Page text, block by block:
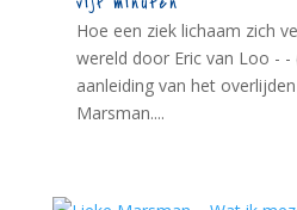
Hoe een ziek lichaam zich
wereld door Eric van Loo - -
aanleiding van het
Marsman....